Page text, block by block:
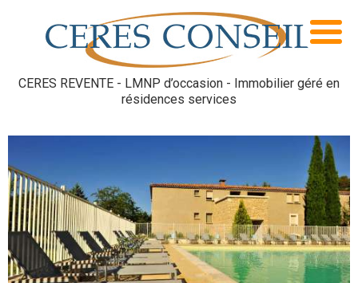
CERES REVENTE - LMNP d’occasion - Immobilier géré en
résidences services